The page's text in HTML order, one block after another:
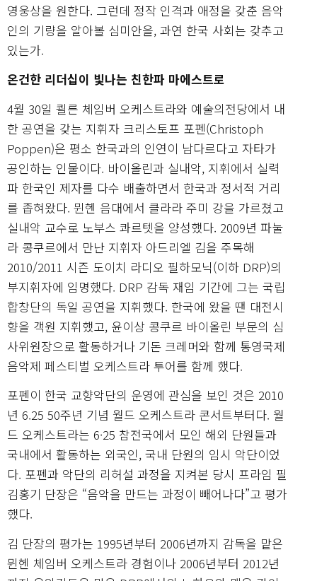
영웅상을 원한다. 그런데 정작 인격과 애정을 갖춘 음악
인의 기량을 알아볼 심미안을, 과연 한국 사회는 갖추고
있는가.
온건한 리더십이 빛나는 친한파 마에스트로
4월 30일 쾰른 체임버 오케스트라와 예술의전당에서 내
한 공연을 갖는 지휘자 크리스토프 포펜(Christoph
Poppen)은 평소 한국과의 인연이 남다르다고 자타가
공인하는 인물이다. 바이올린과 실내악, 지휘에서 실력
파 한국인 제자를 다수 배출하면서 한국과 정서적 거리
를 좁혀왔다. 뮌헨 음대에서 클라라 주미 강을 가르쳤고
실내악 교수로 노부스 콰르텟을 양성했다. 2009년 파눌
라 콩쿠르에서 만난 지휘자 아드리엘 김을 주목해
2010/2011 시즌 도이치 라디오 필하모닉(이하 DRP)의
부지휘자에 임명했다. DRP 감독 재임 기간에 그는 국립
합창단의 독일 공연을 지휘했다. 한국에 왔을 땐 대전시
향을 객원 지휘했고, 윤이상 콩쿠르 바이올린 부문의 심
사위원장으로 활동하거나 기돈 크레머와 함께 통영국제
음악제 페스티벌 오케스트라 투어를 함께 했다.
포펜이 한국 교향악단의 운영에 관심을 보인 것은 2010
년 6.25 50주년 기념 월드 오케스트라 콘서트부터다. 월
드 오케스트라는 6·25 참전국에서 모인 해외 단원들과
국내에서 활동하는 외국인, 국내 단원의 임시 악단이었
다. 포펜과 악단의 리허설 과정을 지켜본 당시 프라임 필
김홍기 단장은 “음악을 만드는 과정이 빼어나다”고 평가
했다.
김 단장의 평가는 1995년부터 2006년까지 감독을 맡은
뮌헨 체임버 오케스트라 경험이나 2006년부터 2012년